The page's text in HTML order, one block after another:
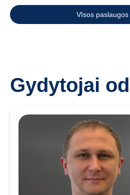
VIsos paslaugos
Gydytojai